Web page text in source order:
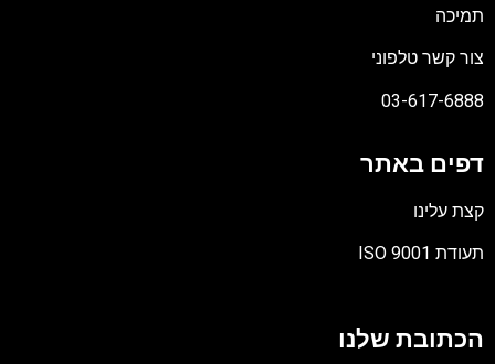
תמיכה
צור קשר טלפוני
03-617-6888
דפים באתר
קצת עלינו
תעודת ISO 9001
PDF
הכתובת שלנו